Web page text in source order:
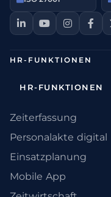
HR-FUNKTIONEN
HR-FUNKTIONEN
Zeiterfassung
Personalakte digital
Einsatzplanung
Mobile App